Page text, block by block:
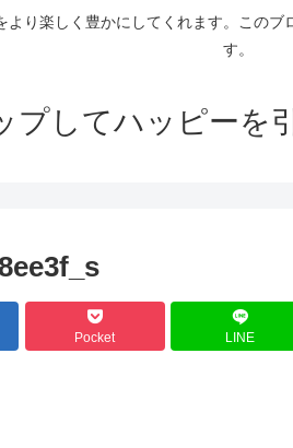
り楽しく豊かにしてくれます。この
す。
プしてハッピーを
Pocket LINE